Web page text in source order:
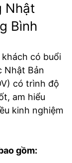
Nhật
Bình
có buổi
Nhật Bản
có trình độ
am hiểu
kinh nghiệm
gồm: